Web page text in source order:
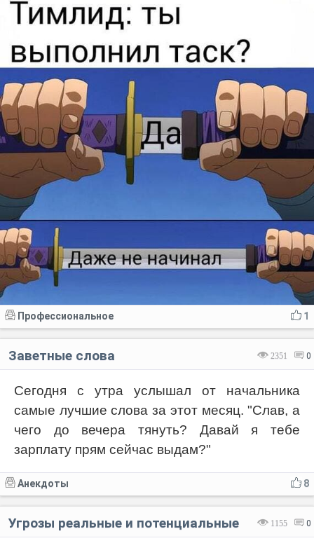
1
Профессиональное
2351 0
Заветные слова
Сегодня с утра услышал от начальника
самые лучшие слова за этот месяц. "Слав, а
чего до вечера тянуть? Давай я тебе
зарплату прям сейчас выдам?"
8
Анекдоты
1155 0
Угрозы реальные и потенциальные